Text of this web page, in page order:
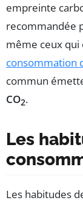
empreinte
recommandée
même ceux
consommation
commun
CO2.
Les
Les habitudes